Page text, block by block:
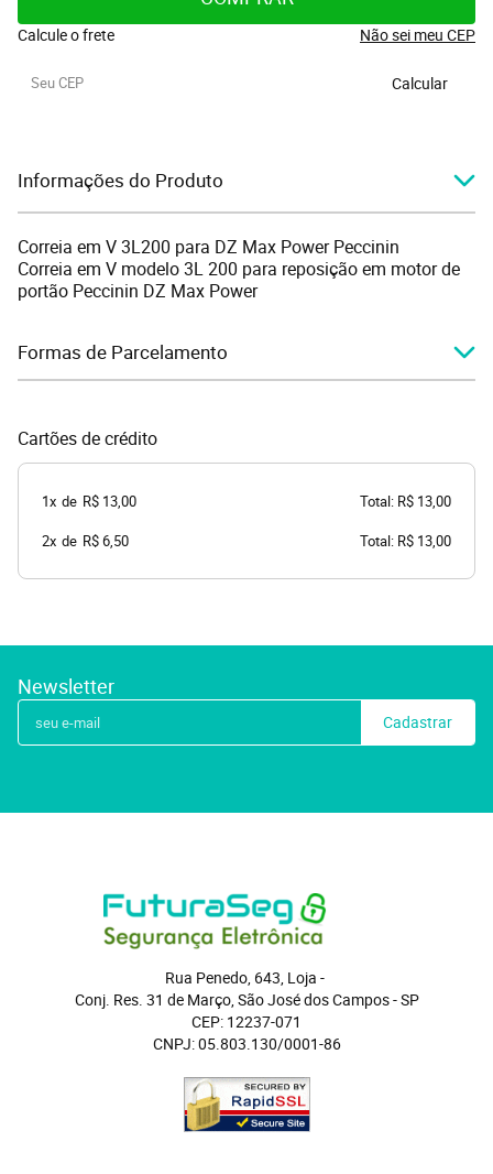
Calcule o frete Não sei meu CEP
Calcular
Informações do Produto
Correia em V 3L200 para DZ Max Power Peccinin
Correia em V modelo 3L 200 para reposição em motor de
portão Peccinin DZ Max Power
Formas de Parcelamento
Cartões de crédito
1x de R$ 13,00
Total: R$ 13,00
2x de R$ 6,50 Total: R$ 13,00
Newsletter
Cadastrar
Rua Penedo, 643, Loja -
Conj. Res. 31 de Março, São José dos Campos - SP
CEP: 12237-071
CNPJ: 05.803.130/0001-86